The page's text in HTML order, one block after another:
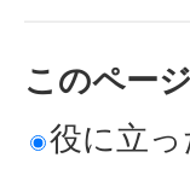
このペー
役に立っ